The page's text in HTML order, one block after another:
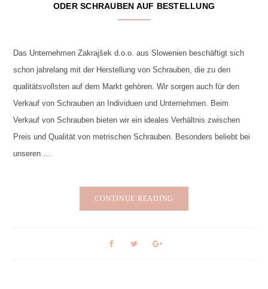
ODER SCHRAUBEN AUF BESTELLUNG
Das Unternehmen Zakrajšek d.o.o. aus Slowenien beschäftigt sich
schon jahrelang mit der Herstellung von Schrauben, die zu den
qualitätsvollsten auf dem Markt gehören. Wir sorgen auch für den
Verkauf von Schrauben an Individuen und Unternehmen. Beim
Verkauf von Schrauben bieten wir ein ideales Verhältnis zwischen
Preis und Qualität von metrischen Schrauben. Besonders beliebt bei
unseren …
CONTINUE READING